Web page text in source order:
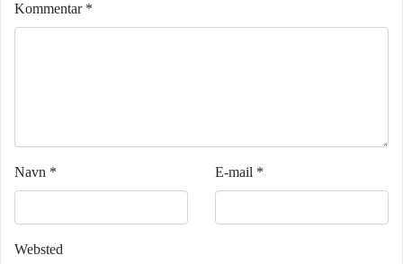
Kommentar *
Navn * E-mail *
Websted